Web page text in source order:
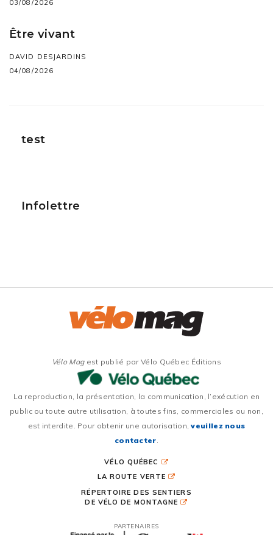
03/08/2026
Être vivant
DAVID DESJARDINS
04/08/2026
test
Infolettre
Vélo Magest publié par Vélo Québec Éditions
La reproduction, la présentation, la communication, l’exécution en
public ou toute autre utilisation, à toutes fins, commerciales ou non,
est interdite. Pour obtenir une autorisation,veuillez nous
contacter.
VÉLO QUÉBEC
LA ROUTE VERTE
RÉPERTOIRE DES SENTIERS
DE VÉLO DE MONTAGNE
PARTENAIRES